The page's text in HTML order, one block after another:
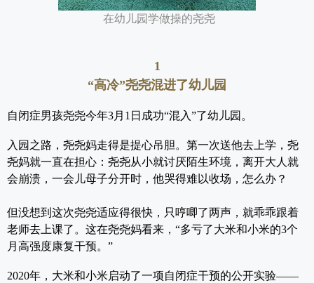
在幼儿园学做操的尧尧
1
“高冷”尧尧混进了幼儿园
自闭症男孩尧尧今年3月1日成功“混入”了幼儿园。
入园之路，尧尧妈走得是提心吊胆。第一次送他去上学，尧
尧妈就一直在担心： 尧尧从小就讨厌陌生环境，离开大人就
会崩溃，一会儿母子分开时，他哭得难以收场，怎么办？
但没想到这次尧尧适应得很快，只哼唧了两声，就乖乖跟着
老师去上课了。这在尧尧妈看来，“多亏了大米和小米的3个
月高强度康复干预。”
2020年，大米和小米启动了一项自闭症干预的公开实验——